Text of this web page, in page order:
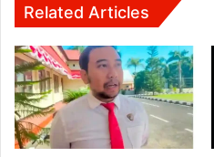
Related Articles